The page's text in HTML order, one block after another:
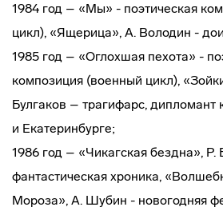
1984 год – «Мы» - поэтическая
цикл), «Ящерица», А. Володин -
1985 год – «Оглохшая пехота» -
композиция (военный цикл),
Булгаков – трагифарс, дипломант
и Екатеринбурге;
1986 год – «Чикагская бездна», Р.
фантастическая хроника,
Мороза», А. Шубин - новогодняя